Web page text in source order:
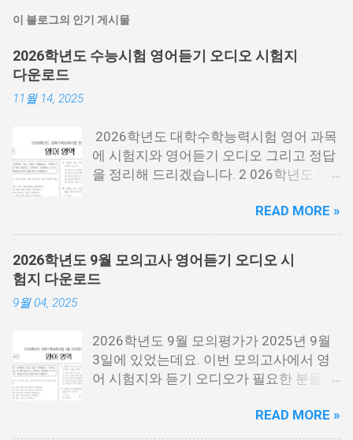
이 블로그의 인기 게시물
2026학년도 수능시험 영어듣기 오디오 시험지
다운로드
11월 14, 2025
2026학년도 대학수학능력시험 영어 과목
에 시험지와 영어듣기 오디오 그리고 정답
을 정리해 드리겠습니다. 2 026학년도 수
행한 시험 을 말하는데요. 2026년에 대학
에 들어가는 분들이 보는 시험입니다. 시험
지 필요한 분들은 아래 PDF파일을 다운로
드 받을 수 있습니다. 홀수랑 짝수가 나누
어져 있기 때문에 필요한 각각 필요한 분들
수] 수능 영어 짝수.pdf 수능 영어듣기 음성
수능 영어 정답지 수능 영어 정답지 수능
영어듣기 대본.pdf 영어듣기 대본.pdf 영어
시면 점3개를 눌르면 다운로드를 받을 수
READ MORE »
2026학년도 9월 모의고사 영어듣기 오디오 시
험지 다운로드
9월 04, 2025
2026학년도 9월 모의평가가 2025년 9월
3일에 있었는데요. 이번 모의고사에서 영
어 시험지와 듣기 오디오가 필요한 분들을
분들 모두 응원합니다. 이번 시험은 수능시
험전에 마지막 모의고사 시험으로 수능을
READ MORE »